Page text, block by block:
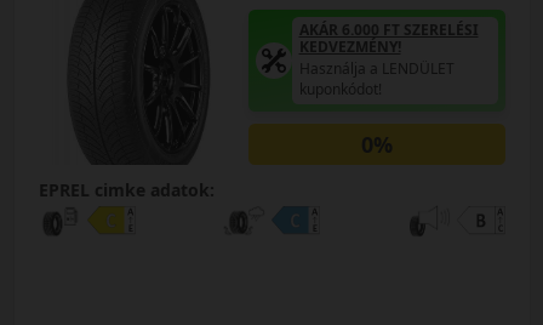
AKÁR 6.000 FT SZERELÉSI
KEDVEZMÉNY!
Használja a LENDÜLET
kuponkódot!
0%
EPREL cimke adatok: